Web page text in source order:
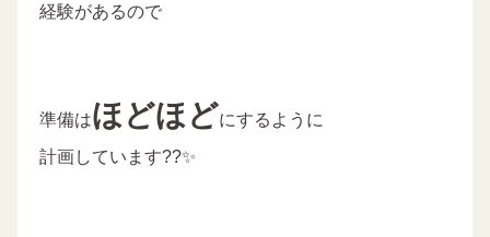
経験があるので
準備はほどほどにするように
計画しています??✨